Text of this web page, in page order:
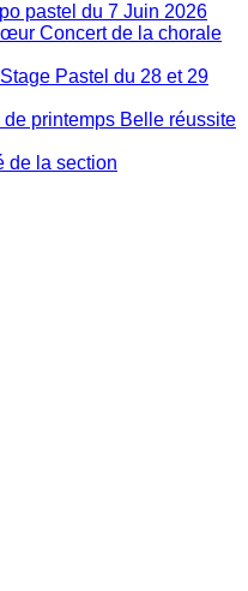
pastel du 7 Juin 2026
Concert de la chorale
Stage Pastel du 28 et 29
Belle réussite
de la section